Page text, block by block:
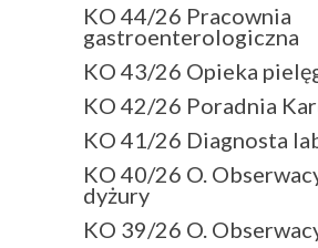
KO 44/26 Pracownia
gastroenterologiczna
KO 43/26 Opieka
KO 42/26 Poradnia
KO 41/26 Diagnosta
KO 40/26 O.
dyżury
KO 39/26 O.